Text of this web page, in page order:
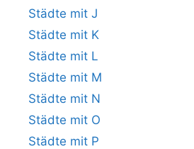
Städte mit J
Städte mit K
Städte mit L
Städte mit M
Städte mit N
Städte mit O
Städte mit P